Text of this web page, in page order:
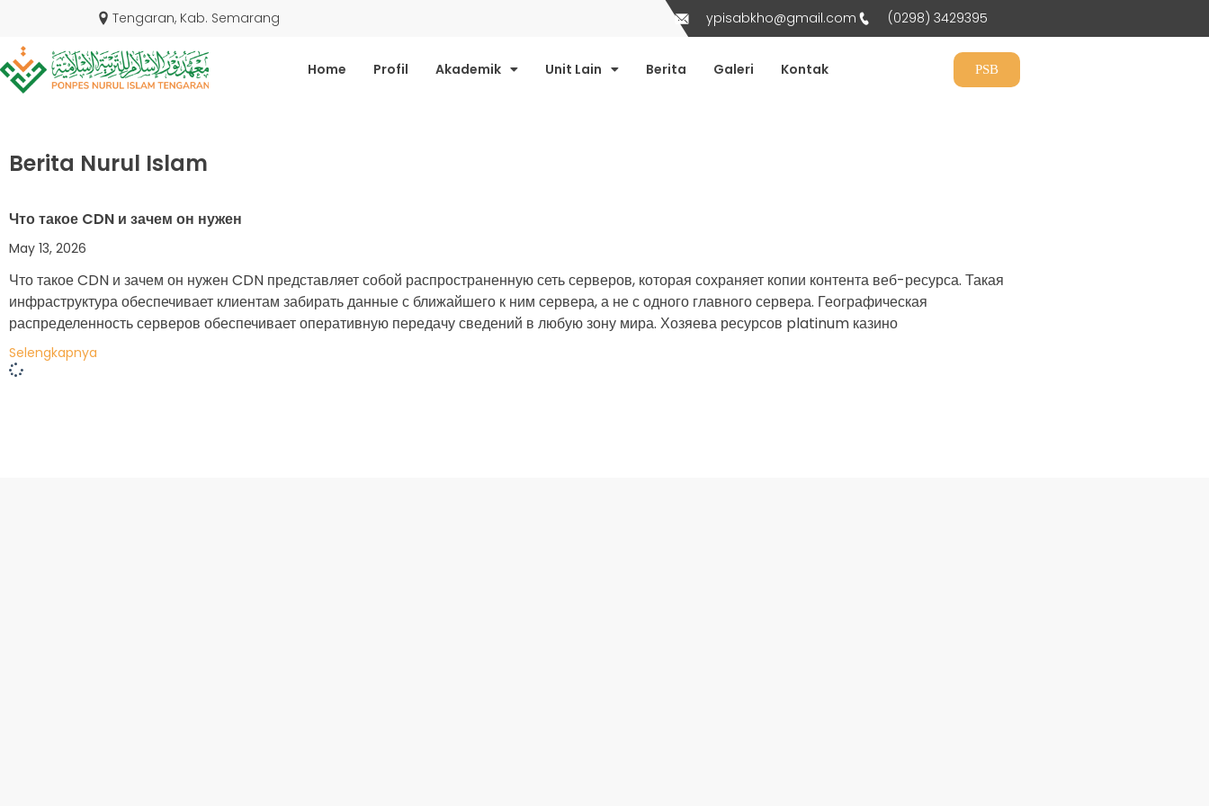
Tengaran, Kab. Semarang ypisabkho@gmail.com (0298) 3429395
Home Profil Akademik Unit Lain Berita Galeri Kontak PSB
Berita Nurul Islam
Что такое CDN и зачем он нужен
May 13, 2026
Что такое CDN и зачем он нужен CDN представляет собой распространенную сеть серверов, которая сохраняет копии контента веб-ресурса. Такая
инфраструктура обеспечивает клиентам забирать данные с ближайшего к ним сервера, а не с одного главного сервера. Географическая
распределенность серверов обеспечивает оперативную передачу сведений в любую зону мира. Хозяева ресурсов platinum казино
Selengkapnya